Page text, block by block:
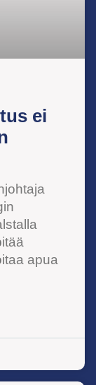
ei
apua